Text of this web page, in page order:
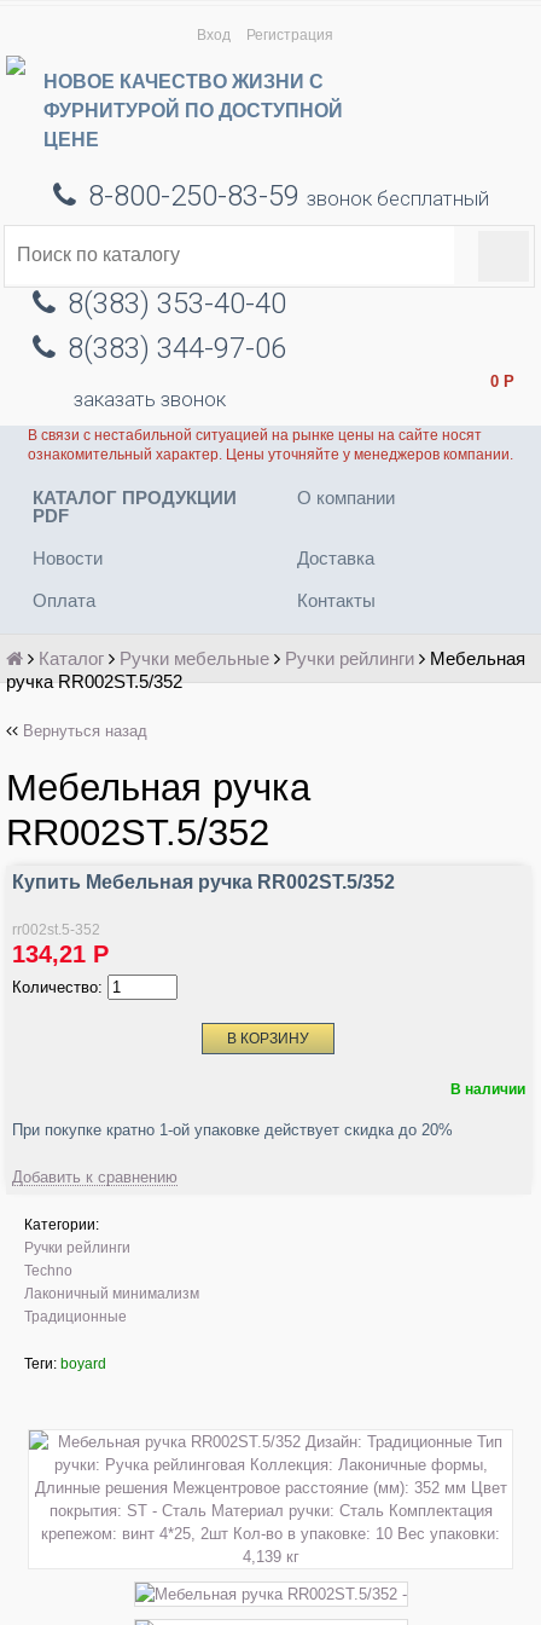
Вход Регистрация
НОВОЕ КАЧЕСТВО ЖИЗНИ С
ФУРНИТУРОЙ ПО ДОСТУПНОЙ
ЦЕНЕ
8-800-250-83-59 звонок бесплатный
8(383) 353-40-40
8(383) 344-97-06
заказать звонок
0 Р
В связи с нестабильной ситуацией на рынке цены на сайте носят
ознакомительный характер. Цены уточняйте у менеджеров компании.
КАТАЛОГ ПРОДУКЦИИ
PDF
О компании
Новости Доставка
Оплата Контакты
Каталог Ручки мебельные Ручки рейлинги
Мебельная
ручка RR002ST.5/352
Вернуться назад
Мебельная ручка
RR002ST.5/352
Купить Мебельная ручка RR002ST.5/352
rr002st.5-352
134,21 Р
Количество:
В наличии
При покупке кратно 1-ой упаковке действует скидка до 20%
Добавить к сравнению
Категории:
Ручки рейлинги
Techno
Лаконичный минимализм
Традиционные
Теги: boyard